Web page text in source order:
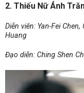
2. Thiếu Nữ Ánh
Diễn viên: Yan-Fei
Huang
Đạo diễn: Ching Shen